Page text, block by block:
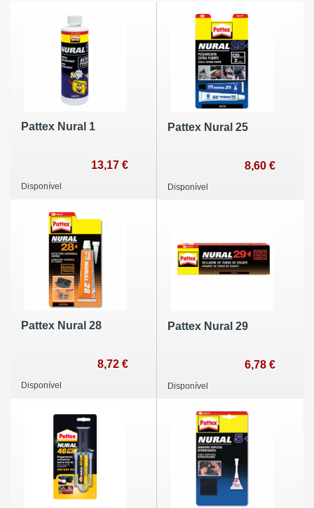
Pattex Nural 1
13,17 €
Disponível
Pattex Nural 25
8,60 €
Disponível
Pattex Nural 28
8,72 €
Disponível
Pattex Nural 29
6,78 €
Disponível